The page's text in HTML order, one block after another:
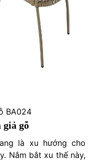
BA024
giả gỗ
là xu hướng cho
Nắm bắt xu thế này,